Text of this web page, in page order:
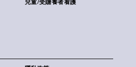
兒童/受贍養者看護